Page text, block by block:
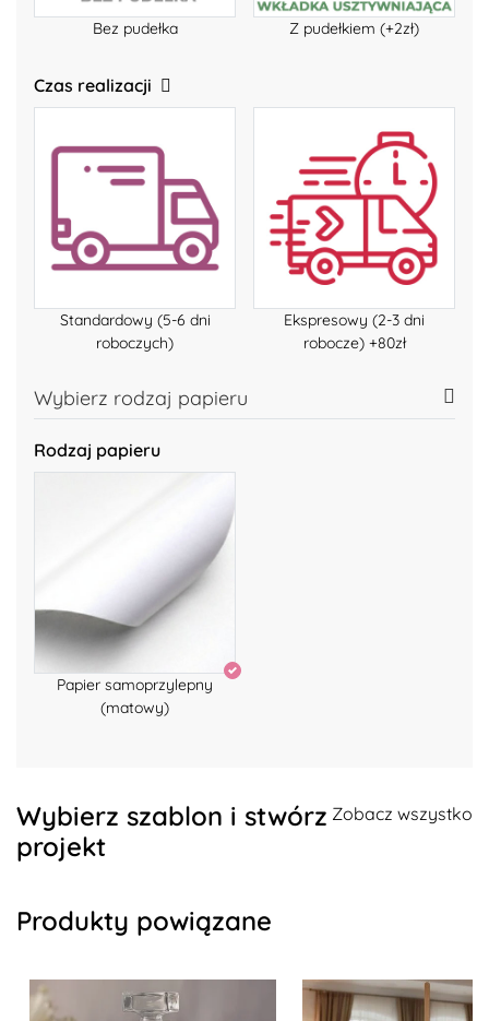
Bez pudełka Z pudełkiem (+2zł)
Czas realizacji
Standardowy (5-6 dni
roboczych)
Ekspresowy (2-3 dni
robocze) +80zł
Wybierz rodzaj papieru
Rodzaj papieru
Papier samoprzylepny
(matowy)
Zobacz wszystko
Wybierz szablon i stwórz
projekt
Produkty powiązane